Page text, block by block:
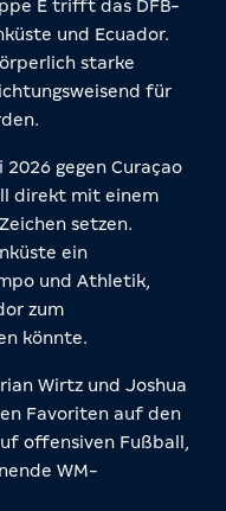
E trifft das DFB-
und Ecuador.
starke
für
gegen Curaçao
direkt mit einem
setzen.
ein
und Athletik,
zum
könnte.
Wirtz und Joshua
Favoriten auf den
offensiven Fußball,
WM-